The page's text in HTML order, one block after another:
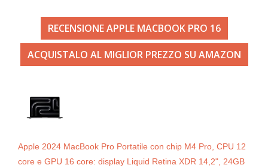
RECENSIONE APPLE MACBOOK PRO 16
ACQUISTALO AL MIGLIOR PREZZO SU AMAZON
Apple 2024 MacBook Pro Portatile con chip M4 Pro, CPU 12
core e GPU 16 core: display Liquid Retina XDR 14,2", 24GB